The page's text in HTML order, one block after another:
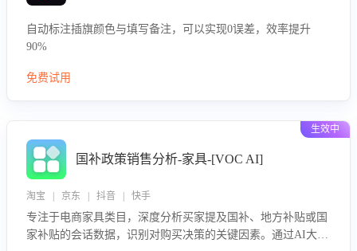
自动标注插旗颜色与填写备注，可以实现0误差，效率提升
90%
免费试用
生效中
国补政策销售分析-家具-[VOC AI]
淘宝 | 京东 | 抖音 | 快手
专注于电商家具类目，深度分析买家提及国补、地方补贴或国
家补贴的会话数据，识别对购买决策的关键因素。通过AI大模